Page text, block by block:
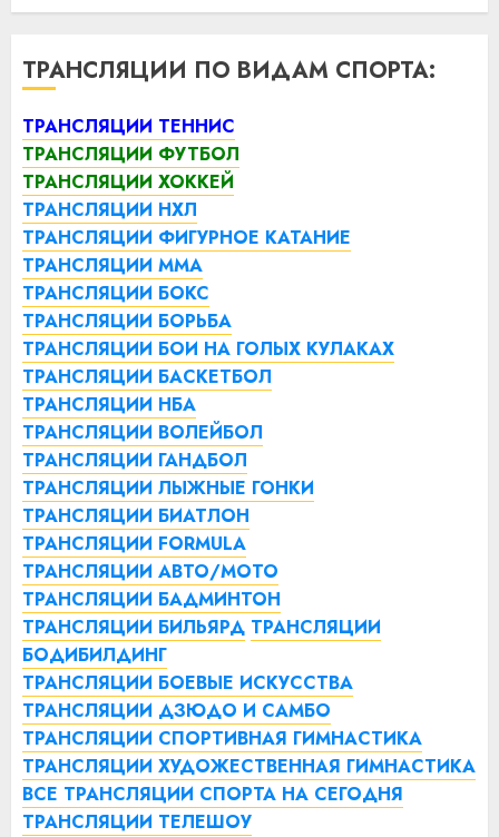
ТРАНСЛЯЦИИ ПО ВИДАМ СПОРТА:
ТРАНСЛЯЦИИ ТЕННИС
ТРАНСЛЯЦИИ ФУТБОЛ
ТРАНСЛЯЦИИ ХОККЕЙ
ТРАНСЛЯЦИИ НХЛ
ТРАНСЛЯЦИИ ФИГУРНОЕ КАТАНИЕ
ТРАНСЛЯЦИИ ММА
ТРАНСЛЯЦИИ БОКС
ТРАНСЛЯЦИИ БОРЬБА
ТРАНСЛЯЦИИ БОИ НА ГОЛЫХ КУЛАКАХ
ТРАНСЛЯЦИИ БАСКЕТБОЛ
ТРАНСЛЯЦИИ НБА
ТРАНСЛЯЦИИ ВОЛЕЙБОЛ
ТРАНСЛЯЦИИ ГАНДБОЛ
ТРАНСЛЯЦИИ ЛЫЖНЫЕ ГОНКИ
ТРАНСЛЯЦИИ БИАТЛОН
ТРАНСЛЯЦИИ FORMULA
ТРАНСЛЯЦИИ АВТО/МОТО
ТРАНСЛЯЦИИ БАДМИНТОН
ТРАНСЛЯЦИИ БИЛЬЯРД ТРАНСЛЯЦИИ
БОДИБИЛДИНГ
ТРАНСЛЯЦИИ БОЕВЫЕ ИСКУССТВА
ТРАНСЛЯЦИИ ДЗЮДО И САМБО
ТРАНСЛЯЦИИ СПОРТИВНАЯ ГИМНАСТИКА
ТРАНСЛЯЦИИ ХУДОЖЕСТВЕННАЯ ГИМНАСТИКА
ВСЕ ТРАНСЛЯЦИИ СПОРТА НА СЕГОДНЯ
ТРАНСЛЯЦИИ ТЕЛЕШОУ